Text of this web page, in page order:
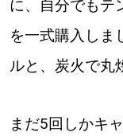
に、自分でもテ
を一式購入しま
ルと、炭火で丸
まだ5回しかキ